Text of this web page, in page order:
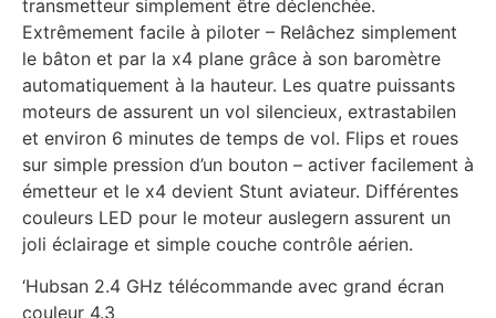
transmetteur simplement être déclenchée.
Extrêmement facile à piloter – Relâchez simplement
le bâton et par la x4 plane grâce à son baromètre
automatiquement à la hauteur. Les quatre puissants
moteurs de assurent un vol silencieux, extrastabilen
et environ 6 minutes de temps de vol. Flips et roues
sur simple pression d’un bouton – activer facilement à
émetteur et le x4 devient Stunt aviateur. Différentes
couleurs LED pour le moteur auslegern assurent un
joli éclairage et simple couche contrôle aérien.
‘Hubsan 2.4 GHz télécommande avec grand écran
couleur 4.3